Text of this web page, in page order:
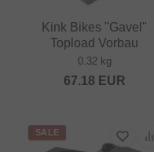
Kink Bikes "Gavel"
Topload Vorbau
0.32 kg
67.18 EUR
SALE